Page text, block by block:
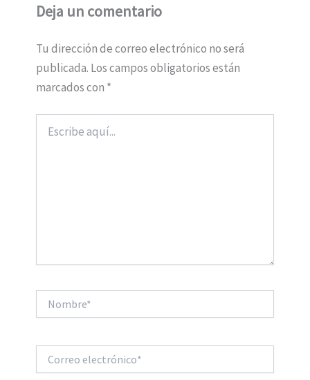
Deja un comentario
Tu dirección de correo electrónico no será
publicada. Los campos obligatorios están
marcados con *
aquí...
electrónico*